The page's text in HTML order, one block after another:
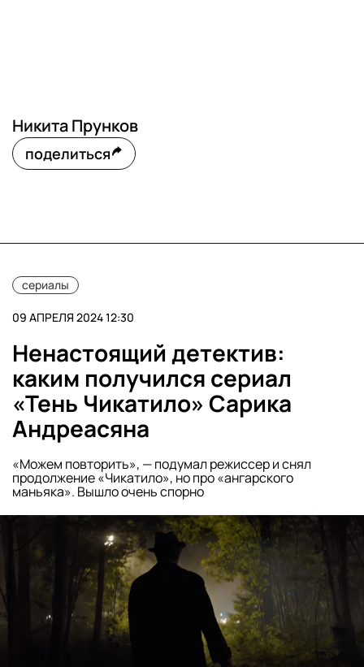
Никита Прунков
поделиться
сериалы
09 АПРЕЛЯ 2024 12:30
Ненастоящий детектив:
каким получился сериал
«Тень Чикатило» Сарика
Андреасяна
«Можем повторить», — подумал режиссер и снял
продолжение «Чикатило», но про «ангарского
маньяка». Вышло очень спорно